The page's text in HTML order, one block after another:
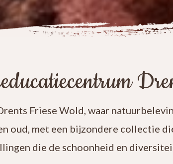
Friese Wold, waar
oud, met een bijzondere collectie
die de schoonheid en